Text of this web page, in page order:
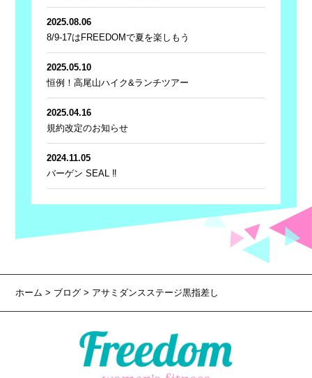
2025.08.06
8/9-17はFREEDOMで夏を楽しもう
2025.05.10
恒例！高尾山ハイク&ランチツアー
2025.04.16
規約改定のお知らせ
2024.11.05
バーゲン SEAL ‼
ホーム> ブログ > アサミダンスステージ黒指差し